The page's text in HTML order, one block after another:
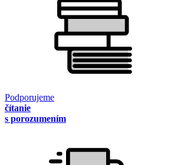
Podporujeme
čítanie
s porozumením